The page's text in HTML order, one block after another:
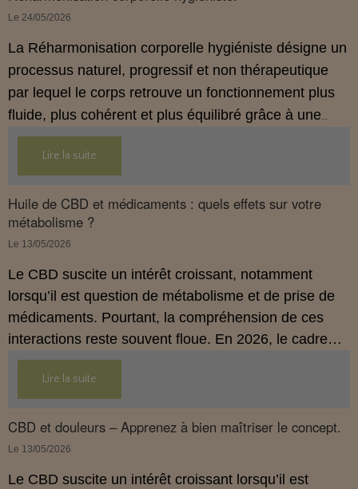
Le 24/05/2026
La Réharmonisation corporelle hygiéniste désigne un
processus naturel, progressif et non thérapeutique
par lequel le corps retrouve un fonctionnement plus
fluide, plus cohérent et plus équilibré grâce à une
hygiène de vie adaptée.
Lire la suite
Huile de CBD et médicaments : quels effets sur votre
métabolisme ?
Le 13/05/2026
Le CBD suscite un intérêt croissant, notamment
lorsqu’il est question de métabolisme et de prise de
médicaments. Pourtant, la compréhension de ces
interactions reste souvent floue. En 2026, le cadre
légal français impose des règles strictes : seuls les
usages externes du CBD sont autorisés. Cet article
propose une mise au point claire et accessible pour
comprendre comment le CBD s’inscrit dans une
démarche de prévention, sans ingestion et sans
Lire la suite
CBD et douleurs – Apprenez à bien maîtriser le concept.
Le 13/05/2026
Le CBD suscite un intérêt croissant lorsqu’il est